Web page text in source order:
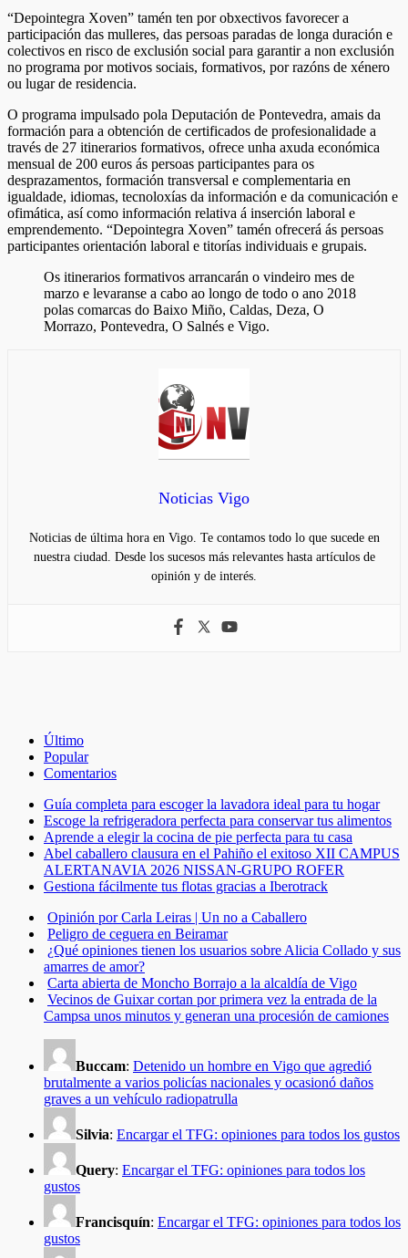
“Depointegra Xoven” tamén ten por obxectivos favorecer a
participación das mulleres, das persoas paradas de longa duración e
colectivos en risco de exclusión social para garantir a non exclusión
no programa por motivos sociais, formativos, por razóns de xénero
ou lugar de residencia.
O programa impulsado pola Deputación de Pontevedra, amais da
formación para a obtención de certificados de profesionalidade a
través de 27 itinerarios formativos, ofrece unha axuda económica
mensual de 200 euros ás persoas participantes para os
desprazamentos, formación transversal e complementaria en
igualdade, idiomas, tecnoloxías da información e da comunicación e
ofimática, así como información relativa á inserción laboral e
emprendemento. “Depointegra Xoven” tamén ofrecerá ás persoas
participantes orientación laboral e titorías individuais e grupais.
Os itinerarios formativos arrancarán o vindeiro mes de
marzo e levaranse a cabo ao longo de todo o ano 2018
polas comarcas do Baixo Miño, Caldas, Deza, O
Morrazo, Pontevedra, O Salnés e Vigo.
Noticias Vigo
Noticias de última hora en Vigo. Te contamos todo lo que sucede en
nuestra ciudad. Desde los sucesos más relevantes hasta artículos de
opinión y de interés.
Último
Popular
Comentarios
Guía completa para escoger la lavadora ideal para tu hogar
Escoge la refrigeradora perfecta para conservar tus alimentos
Aprende a elegir la cocina de pie perfecta para tu casa
Abel caballero clausura en el Pahiño el exitoso XII CAMPUS
ALERTANAVIA 2026 NISSAN-GRUPO ROFER
Gestiona fácilmente tus flotas gracias a Iberotrack
Opinión por Carla Leiras | Un no a Caballero
Peligro de ceguera en Beiramar
¿Qué opiniones tienen los usuarios sobre Alicia Collado y sus
amarres de amor?
Carta abierta de Moncho Borrajo a la alcaldía de Vigo
Vecinos de Guixar cortan por primera vez la entrada de la
Campsa unos minutos y generan una procesión de camiones
Buccam: Detenido un hombre en Vigo que agredió
brutalmente a varios policías nacionales y ocasionó daños
graves a un vehículo radiopatrulla
Silvia: Encargar el TFG: opiniones para todos los gustos
Query: Encargar el TFG: opiniones para todos los
gustos
Francisquín: Encargar el TFG: opiniones para todos los
gustos